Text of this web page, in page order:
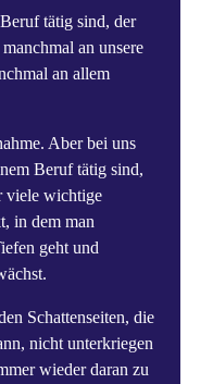
tätig sind, der
an unsere
an allem
Aber bei uns
Beruf tätig sind,
viele wichtige
in dem man
geht und
Schattenseiten, die
nicht unterkriegen
wieder daran zu